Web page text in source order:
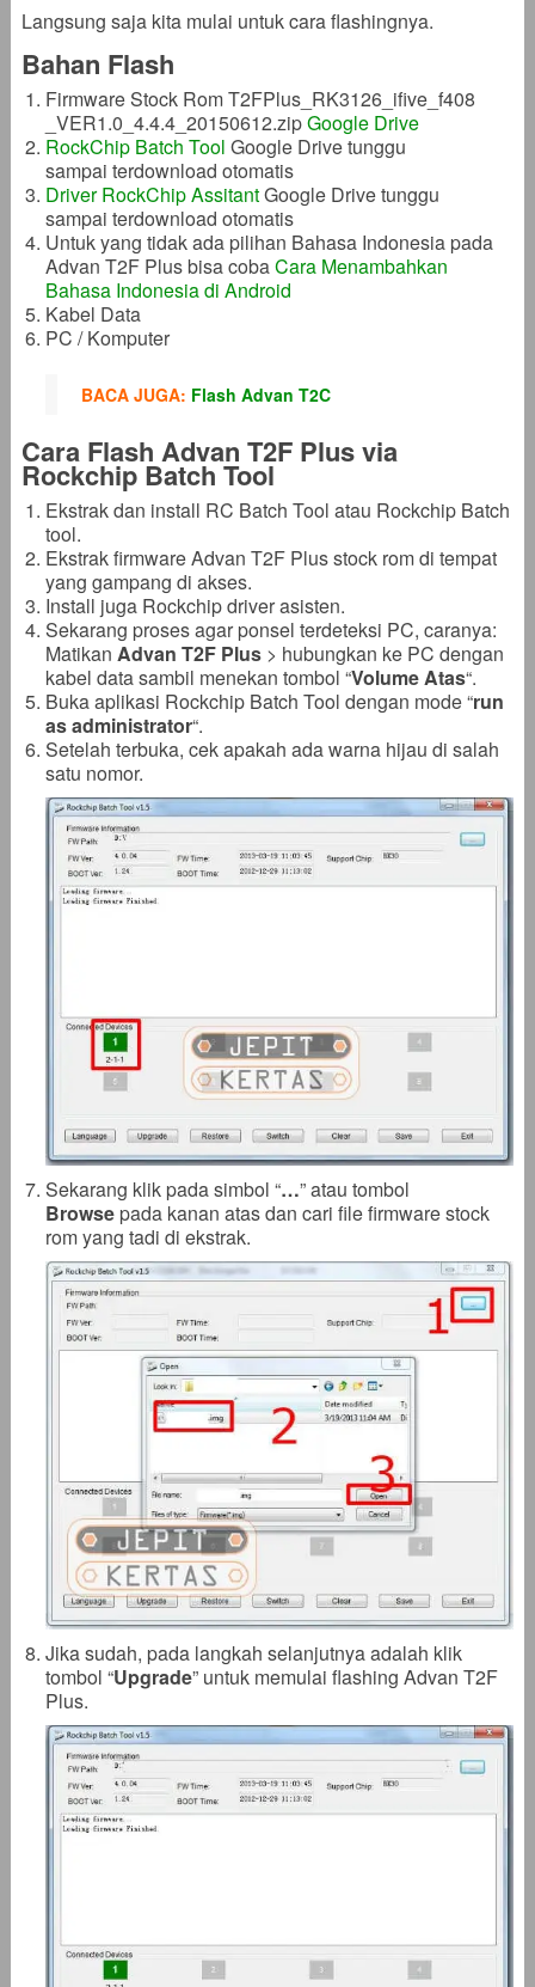
Langsung saja kita mulai untuk cara flashingnya.
Bahan Flash
Firmware Stock Rom T2FPlus_RK3126_ifive_f408
_VER1.0_4.4.4_20150612.zipGoogle Drive
RockChip Batch Tool Google Drive tunggu
sampai terdownload otomatis
Driver RockChip AssitantGoogle Drive tunggu
sampai terdownload otomatis
Untuk yang tidak ada pilihan Bahasa Indonesia pada
Advan T2F Plus bisa cobaCara Menambahkan
Bahasa Indonesia di Android
Kabel Data
PC / Komputer
BACA JUGA: Flash Advan T2C
Cara Flash Advan T2F Plus via
Rockchip Batch Tool
Ekstrak dan install RC Batch Tool atau Rockchip Batch
tool.
Ekstrak firmware Advan T2F Plus stock rom di tempat
yang gampang di akses.
Install juga Rockchip driver asisten.
Sekarang proses agar ponsel terdeteksi PC, caranya:
Matikan Advan T2F Plus> hubungkan ke PC dengan
kabel data sambil menekan tombol “Volume Atas“.
Buka aplikasi Rockchip Batch Tool dengan mode “run
as administrator“.
Setelah terbuka, cek apakah ada warna hijau di salah
satu nomor.
Sekarang klik pada simbol “…” atau tombol
Browse pada kanan atas dan cari file firmware stock
rom yang tadi di ekstrak.
Jika sudah, pada langkah selanjutnya adalah klik
tombol “Upgrade” untuk memulai flashing Advan T2F
Plus.